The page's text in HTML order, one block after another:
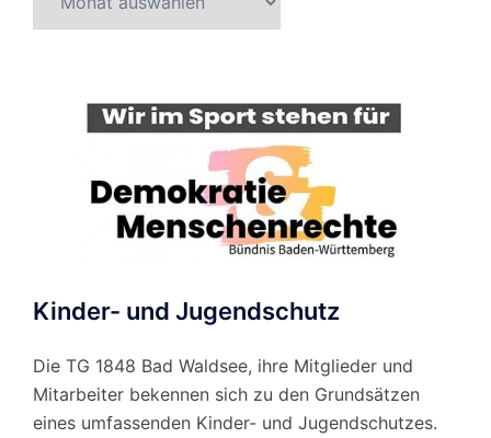
Kinder- und Jugendschutz
Die TG 1848 Bad Waldsee, ihre Mitglieder und
Mitarbeiter bekennen sich zu den Grundsätzen
eines umfassenden Kinder- und Jugendschutzes.